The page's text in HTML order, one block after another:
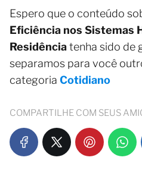
Espero que o conteúdo
Eficiência nos Sistemas
Residênciatenha sido de
separamos para você
categoria Cotidiano
COMPARTILHE COM SEUS